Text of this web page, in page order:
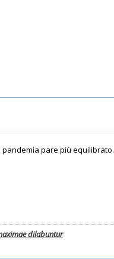
pare più equilibrato.
dilabuntur